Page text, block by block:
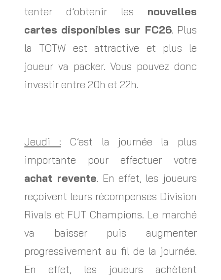
tenter d’obtenir les nouvelles
cartes disponibles sur FC26. Plus
la TOTW est attractive et plus le
joueur va packer. Vous pouvez donc
investir entre 20h et 22h.
Jeudi : C’est la journée la plus
importante pour effectuer votre
achat revente. En effet, les joueurs
reçoivent leurs récompenses Division
Rivals et FUT Champions. Le marché
va baisser puis augmenter
progressivement au fil de la journée.
En effet, les joueurs achètent